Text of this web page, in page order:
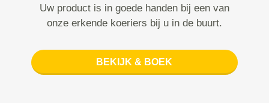
Uw product is in goede handen bij een van
onze erkende koeriers bij u in de buurt.
BEKIJK & BOEK